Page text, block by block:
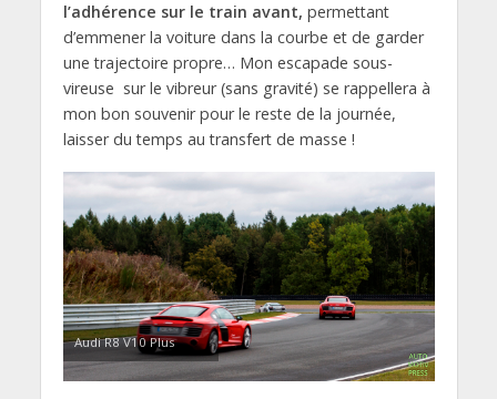
l’adhérence sur le train avant, permettant
d’emmener la voiture dans la courbe et de garder
une trajectoire propre… Mon escapade sous-
vireuse sur le vibreur (sans gravité) se rappellera à
mon bon souvenir pour le reste de la journée,
laisser du temps au transfert de masse !
Audi R8 V10 Plus